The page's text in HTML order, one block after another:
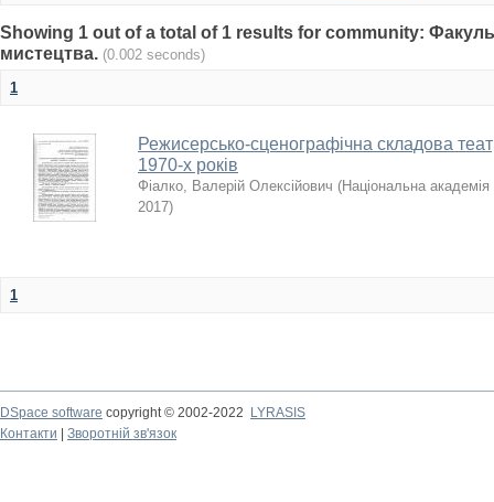
Showing 1 out of a total of 1 results for community:
мистецтва. (0.002 seconds)
1
Режисерсько-сценографічна складова
1970-х років
Фіалко, Валерій Олексійович (Національна академія
2017)
1
DSpace software copyright © 2002-2022
LYRASIS
Контакти
Зворотній зв'язок